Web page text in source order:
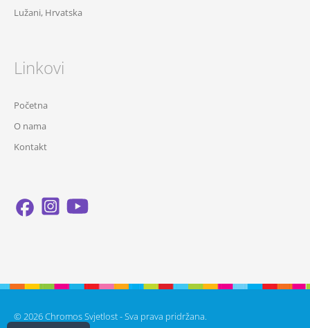
Lužani, Hrvatska
Linkovi
Početna
O nama
Kontakt
© 2026 Chromos Svjetlost - Sva prava pridržana.